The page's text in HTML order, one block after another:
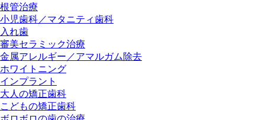
根管治療
小児歯科／マタニティ歯科
入れ歯
審美セラミック治療
金属アレルギー／アマルガム除去
ホワイトニング
インプラント
大人の矯正歯科
こどもの矯正歯科